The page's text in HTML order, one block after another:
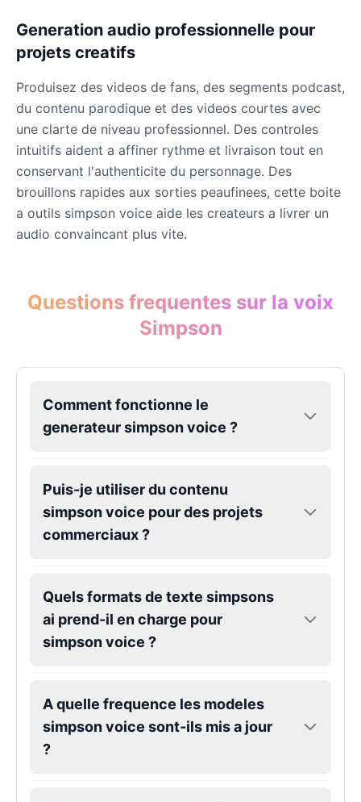
Generation audio professionnelle pour
projets creatifs
Produisez des videos de fans, des segments podcast,
du contenu parodique et des videos courtes avec
une clarte de niveau professionnel. Des controles
intuitifs aident a affiner rythme et livraison tout en
conservant l'authenticite du personnage. Des
brouillons rapides aux sorties peaufinees, cette boite
a outils simpson voice aide les createurs a livrer un
audio convaincant plus vite.
Questions frequentes sur la voix
Simpson
Comment fonctionne le
generateur simpson voice ?
Puis-je utiliser du contenu
simpson voice pour des projets
commerciaux ?
Quels formats de texte simpsons
ai prend-il en charge pour
simpson voice ?
A quelle frequence les modeles
simpson voice sont-ils mis a jour
?